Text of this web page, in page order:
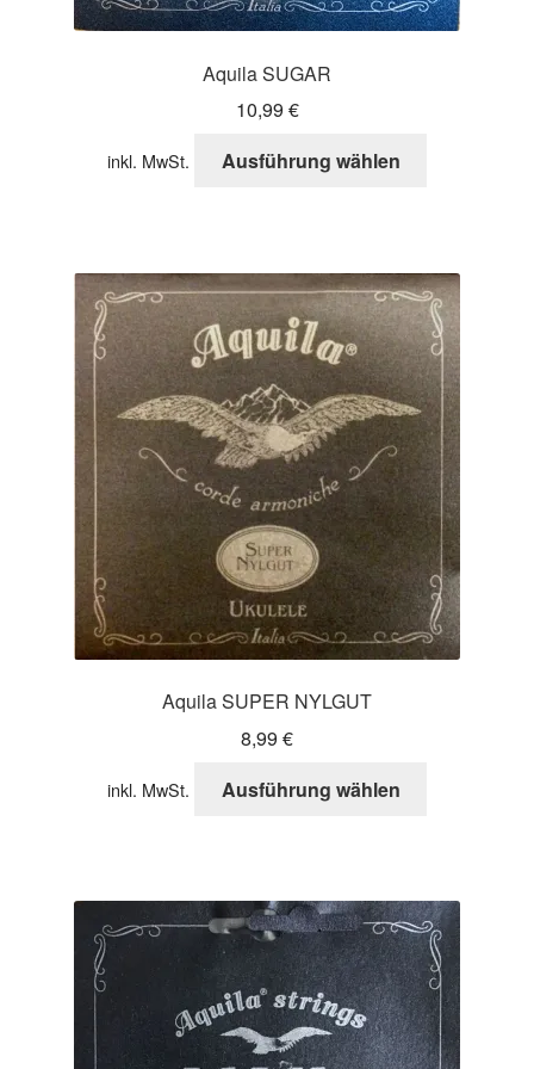
Aquila SUGAR
10,99 €
inkl. MwSt. Ausführung wählen
Varianten
auf.
Die
Optionen
können
auf
der
Produktseite
gewählt
werden
Aquila SUPER NYLGUT
8,99 €
inkl. MwSt. Ausführung wählen
Varianten
auf.
Die
Optionen
können
auf